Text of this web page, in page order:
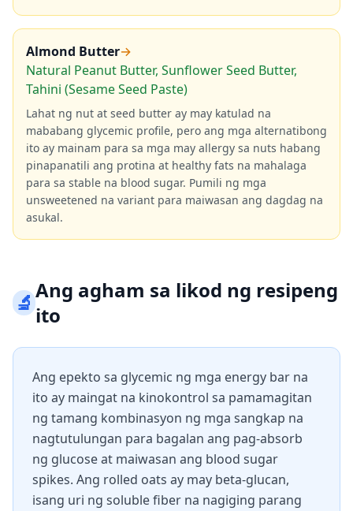
Almond Butter→
Natural Peanut Butter, Sunflower Seed Butter,
Tahini (Sesame Seed Paste)
Lahat ng nut at seed butter ay may katulad na
mababang glycemic profile, pero ang mga alternatibong
ito ay mainam para sa mga may allergy sa nuts habang
pinapanatili ang protina at healthy fats na mahalaga
para sa stable na blood sugar. Pumili ng mga
unsweetened na variant para maiwasan ang dagdag na
asukal.
🔬Ang agham sa likod ng resipeng
ito
Ang epekto sa glycemic ng mga energy bar na
ito ay maingat na kinokontrol sa pamamagitan
ng tamang kombinasyon ng mga sangkap na
nagtutulungan para bagalan ang pag-absorb
ng glucose at maiwasan ang blood sugar
spikes. Ang rolled oats ay may beta-glucan,
isang uri ng soluble fiber na nagiging parang